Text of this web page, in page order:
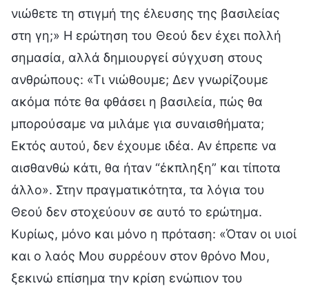
νιώθετε τη στιγμή της έλευσης της βασιλείας
στη γη;» Η ερώτηση του Θεού δεν έχει πολλή
σημασία, αλλά δημιουργεί σύγχυση στους
ανθρώπους: «Τι νιώθουμε; Δεν γνωρίζουμε
ακόμα πότε θα φθάσει η βασιλεία, πώς θα
μπορούσαμε να μιλάμε για συναισθήματα;
Εκτός αυτού, δεν έχουμε ιδέα. Αν έπρεπε να
αισθανθώ κάτι, θα ήταν “έκπληξη” και τίποτα
άλλο». Στην πραγματικότητα, τα λόγια του
Θεού δεν στοχεύουν σε αυτό το ερώτημα.
Κυρίως, μόνο και μόνο η πρόταση: «Όταν οι υιοί
και ο λαός Μου συρρέουν στον θρόνο Μου,
ξεκινώ επίσημα την κρίση ενώπιον του